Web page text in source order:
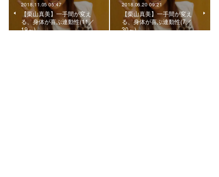
2018.11.05 05:47
【栗山真美】一手間が変え
る、身体が喜ぶ連動性(11／
19～)
2018.06.20 09:21
【栗山真美】一手間が変え
る、身体が喜ぶ連動性(7／
30～)